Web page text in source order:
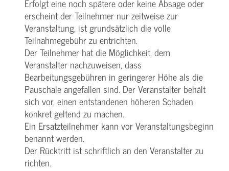
Erfolgt eine noch spätere oder keine Absage oder
erscheint der Teilnehmer nur zeitweise zur
Veranstaltung, ist grundsätzlich die volle
Teilnahmegebühr zu entrichten.
Der Teilnehmer hat die Möglichkeit, dem
Veranstalter nachzuweisen, dass
Bearbeitungsgebühren in geringerer Höhe als die
Pauschale angefallen sind. Der Veranstalter behält
sich vor, einen entstandenen höheren Schaden
konkret geltend zu machen.
Ein Ersatzteilnehmer kann vor Veranstaltungsbeginn
benannt werden.
Der Rücktritt ist schriftlich an den Veranstalter zu
richten.